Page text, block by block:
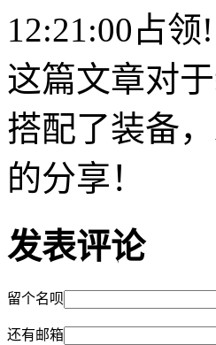
12:21:00占领!
这篇文章对
搭配了装备
的分享！
发表评论
留个名呗
还有邮箱